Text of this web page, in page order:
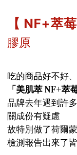
【 NF+萃
膠原
吃的商品好不好
「美肌萃 NF+萃
品牌去年遇到許
關成份有疑慮
故特別做了荷爾
檢測報告出來了